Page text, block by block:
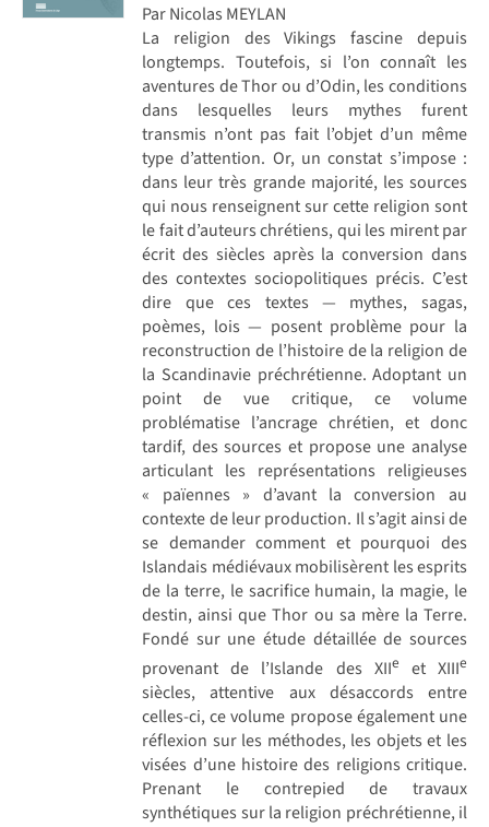
Par Nicolas MEYLAN
La religion des Vikings fascine depuis
longtemps. Toutefois, si l’on connaît les
aventures de Thor ou d’Odin, les conditions
dans lesquelles leurs mythes furent
transmis n’ont pas fait l’objet d’un même
type d’attention. Or, un constat s’impose :
dans leur très grande majorité, les sources
qui nous renseignent sur cette religion sont
le fait d’auteurs chrétiens, qui les mirent par
écrit des siècles après la conversion dans
des contextes sociopolitiques précis. C’est
dire que ces textes — mythes, sagas,
poèmes, lois — posent problème pour la
reconstruction de l’histoire de la religion de
la Scandinavie préchrétienne. Adoptant un
point de vue critique, ce volume
problématise l’ancrage chrétien, et donc
tardif, des sources et propose une analyse
articulant les représentations religieuses
« païennes » d’avant la conversion au
contexte de leur production. Il s’agit ainsi de
se demander comment et pourquoi des
Islandais médiévaux mobilisèrent les esprits
de la terre, le sacrifice humain, la magie, le
destin, ainsi que Thor ou sa mère la Terre.
Fondé sur une étude détaillée de sources
provenant de l’Islande des XIIe et XIIIe
siècles, attentive aux désaccords entre
celles-ci, ce volume propose également une
réflexion sur les méthodes, les objets et les
visées d’une histoire des religions critique.
Prenant le contrepied de travaux
synthétiques sur la religion préchrétienne, il